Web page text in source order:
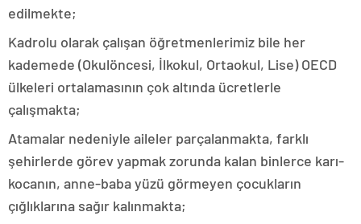
edilmekte;
Kadrolu olarak çalışan öğretmenlerimiz bile her
kademede (Okulöncesi, İlkokul, Ortaokul, Lise) OECD
ülkeleri ortalamasının çok altında ücretlerle
çalışmakta;
Atamalar nedeniyle aileler parçalanmakta, farklı
şehirlerde görev yapmak zorunda kalan binlerce karı-
kocanın, anne-baba yüzü görmeyen çocukların
çığlıklarına sağır kalınmakta;